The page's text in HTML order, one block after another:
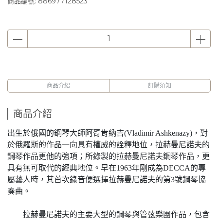
商品介紹 訂購須知
商品介紹
出生於俄國的鋼琴大師阿胥肯納吉(Vladimir Ashkenazy)，對
於俄羅斯的作品一向具有權威的詮釋地位，拉赫曼尼諾夫的
鋼琴作品更他的強項；所錄製的拉赫曼尼諾夫鋼琴作品，更
具有無可取代的經典地位。早在1963年剛成為DECCA的專
屬藝人時，其首次錄音便選擇拉赫曼尼諾夫的第3號鋼琴協
奏曲。
拉赫曼尼諾夫的主要大型的鋼琴與管弦樂團作品，包含